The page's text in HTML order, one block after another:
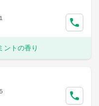
ントの香り